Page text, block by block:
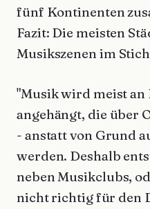
fünf Kontinenten
Fazit: Die meisten
Musikszenen im
"Musik wird meist an
angehängt, die über
- anstatt von Grund
werden. Deshalb
neben Musikclubs,
nicht richtig für den